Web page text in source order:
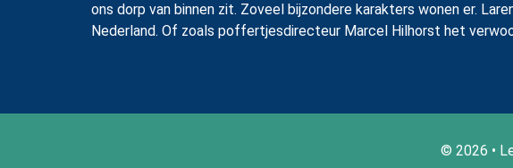
ons dorp van binnen zit. Zoveel bijzondere karakters wonen er.
Nederland. Of zoals poffertjesdirecteur Marcel Hilhorst het
© 2026 •